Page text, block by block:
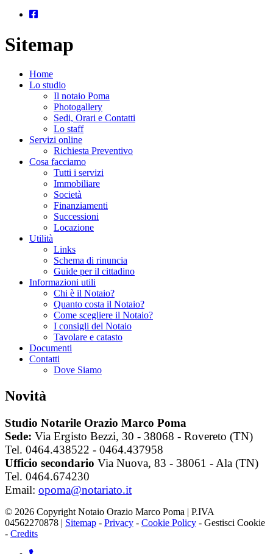
Sitemap
Home
Lo studio
Il notaio Poma
Photogallery
Sedi, Orari e Contatti
Lo staff
Servizi online
Richiesta Preventivo
Cosa facciamo
Tutti i servizi
Immobiliare
Società
Finanziamenti
Successioni
Locazione
Utilità
Links
Schema di rinuncia
Guide per il cittadino
Informazioni utili
Chi è il Notaio?
Quanto costa il Notaio?
Come scegliere il Notaio?
I consigli del Notaio
Tavolare e catasto
Documenti
Contatti
Dove Siamo
Novità
Studio Notarile Orazio Marco Poma
Sede: Via Ergisto Bezzi, 30 - 38068 - Rovereto (TN)
Tel. 0464.438522 - 0464.437958
Ufficio secondario Via Nuova, 83 - 38061 - Ala (TN)
Tel. 0464.674230
Email: opoma@notariato.it
© 2026 Copyright Notaio Orazio Marco Poma | P.IVA
04562270878 | Sitemap - Privacy - Cookie Policy - Gestisci Cookie
- Credits